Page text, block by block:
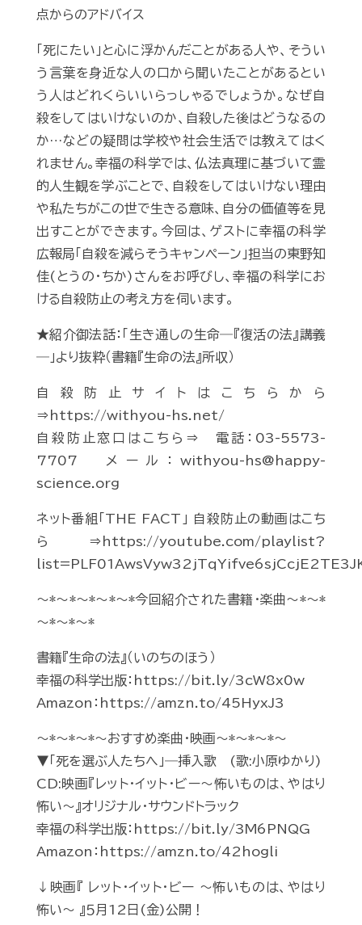
点からのアドバイス
「死にたい」と心に浮かんだことがある人や、そうい
う言葉を身近な人の口から聞いたことがあるとい
う人はどれくらいいらっしゃるでしょうか。なぜ自
殺をしてはいけないのか、自殺した後はどうなるの
か…などの疑問は学校や社会生活では教えてはく
れません。幸福の科学では、仏法真理に基づいて霊
的人生観を学ぶことで、自殺をしてはいけない理由
や私たちがこの世で生きる意味、自分の価値等を見
出すことができます。今回は、ゲストに幸福の科学
広報局「自殺を減らそうキャンペーン」担当の東野知
佳(とうの・ちか)さんをお呼びし、幸福の科学にお
ける自殺防止の考え方を伺います。
★紹介御法話：「生き通しの生命―『復活の法』講義
―」より抜粋（書籍『生命の法』所収）
自殺防止サイトはこちらから
⇒https://withyou-hs.net/
自殺防止窓口はこちら⇒ 電話：03-5573-
7707 メール：withyou-hs@happy-
science.org
ネット番組「THE FACT」 自殺防止の動画はこち
ら⇒https://youtube.com/playlist?
～*～*～*～*～*今回紹介された書籍・楽曲～*～*
～*～*～*
書籍『生命の法』（いのちのほう）
幸福の科学出版：https://bit.ly/3cW8x0w
Amazon：https://amzn.to/45HyxJ3
～*～*～*～おすすめ楽曲・映画～*～*～*～
▼「死を選ぶ人たちへ」―挿入歌 (歌:小原ゆかり)
CD:映画『レット・イット・ビー～怖いものは、やはり
怖い～』オリジナル・サウンドトラック
幸福の科学出版：https://bit.ly/3M6PNQG
Amazon：https://amzn.to/42hogli
↓映画『 レット・イット・ビー ～怖いものは、やはり
怖い～ 』５月12日(金)公開！